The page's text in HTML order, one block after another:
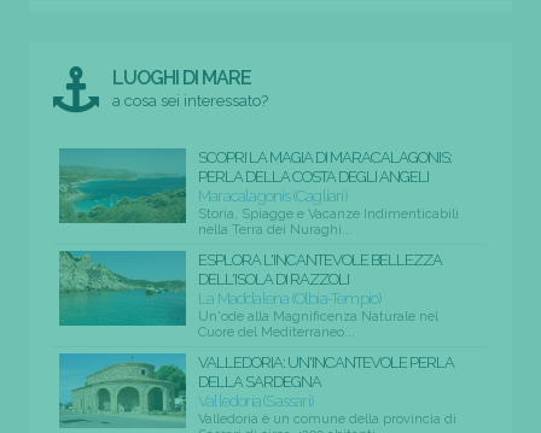
LUOGHI DI MARE
a cosa sei interessato?
SCOPRI LA MAGIA DI MARACALAGONIS:
PERLA DELLA COSTA DEGLI ANGELI
Maracalagonis (Cagliari)
Storia, Spiagge e Vacanze Indimenticabili
nella Terra dei Nuraghi...
ESPLORA L'INCANTEVOLE BELLEZZA
DELL'ISOLA DI RAZZOLI
La Maddalena (Olbia-Tempio)
Un'ode alla Magnificenza Naturale nel
Cuore del Mediterraneo...
VALLEDORIA: UN'INCANTEVOLE PERLA
DELLA SARDEGNA
Valledoria (Sassari)
Valledoria è un comune della provincia di